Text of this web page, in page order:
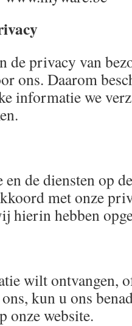
de privacy van
ons. Daarom
informatie we
de diensten op
met onze
hierin hebben
wilt ontvangen,
kun u ons
onze website.